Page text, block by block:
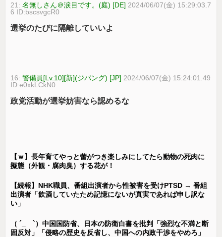
21:名無しさん＠涙目です。(庭) [DE] 2024/06/07(金) 15:29:03.7
6 ID:bscsvgcR0
選挙のたびに隔離していいよ
16:警備員[Lv.10][新](ジパング) [JP] 2024/06/07(金) 15:24:01.49
ID:e0xkLCkN0
政党活動が選挙妨害なら認めるな
【ｗ】長年育てやっと蕾がつき楽しみにしてたら動物の死肉に
擬態（外観・腐肉臭）する花が！
【続報】NHK職員、番組出演者から性被害を受けPTSD → 番組
出演者「飲酒していたため記憶にないが真実であれば申し訳な
い」
（ ´_ゝ`）中国国防省、日本の防衛白書を批判「強烈な不満と断
固反対」「侵略の歴史を反省し、中国への内政干渉をやめろ」